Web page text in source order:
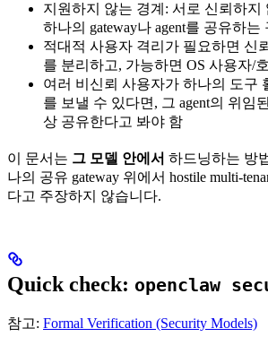
지원하지 않는 경계: 서로 신뢰하지
하나의 gateway나 agent를 공유하는
적대적 사용자 격리가 필요하면 신
를 분리하고, 가능하면 OS 사용자/
여러 비신뢰 사용자가 하나의 도구
를 보낼 수 있다면, 그 agent의 위임
상 공유한다고 봐야 함
이 문서는 그 모델 안에서 하드닝하는 방
나의 공유 gateway 위에서 hostile multi-
다고 주장하지 않습니다.
Quick check: openclaw
참고: Formal Verification (Security Models)